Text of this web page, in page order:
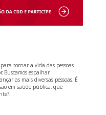
tornar a vida das pessoas
Buscamos espalhar
as mais diversas pessoas. É
em saúde pública, que